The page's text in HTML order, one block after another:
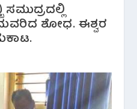
ಸಮುದ್ರದಲ್ಲಿ
ಶೋಧ. ಈಶ್ವರ